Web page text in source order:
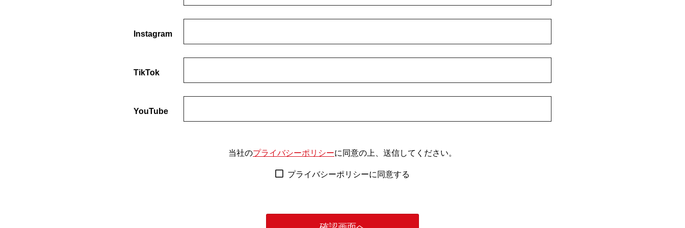
Instagram
TikTok
YouTube
当社のプライバシーポリシーに同意の上、送信してください。
プライバシーポリシーに同意する